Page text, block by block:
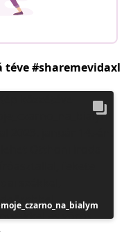
#sharemevidaxl
Bejegyzés
közzétevője
moje_czarno_na_bialym